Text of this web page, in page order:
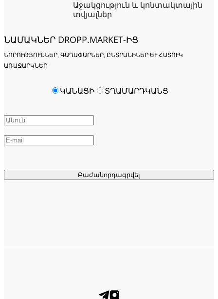
Աջակցություն և կոնտակտային
տվյալներ
ՆԱՄԱԿՆԵՐ DROPP.MARKET-ԻՑ
ՆՈՐՈՒԹՅՈՒՆՆԵՐ, ԳԱՂԱՓԱՐՆԵՐ, ԸՆՏՐԱՆԻՆԵՐ ԵՒ ՀԱՏՈՒԿ Ա
ՌԱՋԱՐԿՆԵՐ
Բաժանորդագրվել
ԿԱՆԱՑԻ ՏՂԱՄԱՐԴԿԱՆՑ